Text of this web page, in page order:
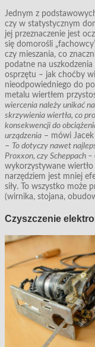
Jednym z
czy w statystycznym
jej przeznaczenie jest
się domorośli
czy mieszania, co
podatne na
osprzętu – jak choćby
nieodpowiedniego do
metalu wiertłem
wiercenia należy unikać
skrzywienia wiertła, co
konsekwencji do
urządzenia – mówi
– To dotyczy nawet
Proxxon, czy Scheppach –
wykorzystywane
narzędziem jest mniej
siły. To wszystko może
(wirnika, stojana,
Czyszczenie